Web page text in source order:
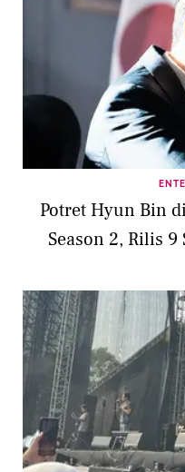
Potret Hyun Bin
Season 2, Rilis